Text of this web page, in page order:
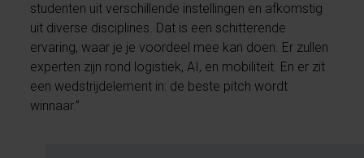
studenten uit verschillende instellingen en afkomstig
uit diverse disciplines. Dat is een schitterende
ervaring, waar je je voordeel mee kan doen. Er zullen
experten zijn rond logistiek, AI, en mobiliteit. En er zit
een wedstrijdelement in: de beste pitch wordt
winnaar.”